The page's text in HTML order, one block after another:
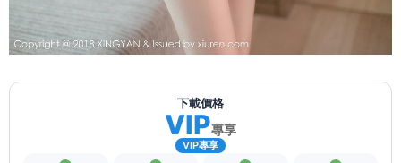
下載價格
VIP專享
VIP專享